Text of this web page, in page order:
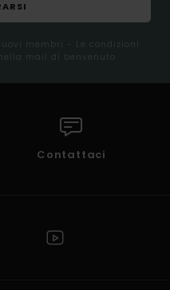
membri - Le condizioni
mail di benvenuto
Contattaci